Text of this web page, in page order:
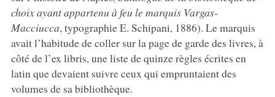
choix ayant appartenu à feu le marquis Vargas-
Macciucca, typographie E. Schipani, 1886). Le marquis
avait l’habitude de coller sur la page de garde des livres, à
côté de l’ex libris, une liste de quinze règles écrites en
latin que devaient suivre ceux qui empruntaient des
volumes de sa bibliothèque.